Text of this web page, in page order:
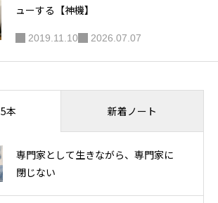
ューする【神機】
2019.11.10 2026.07.07
本 新着ノート
専門家として生きながら、専門家に
閉じない